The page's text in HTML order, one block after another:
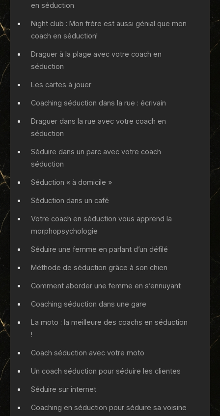
en séduction
Night club : Mon frère est aussi génial que mon
coach en séduction!
Draguer à la plage avec votre coach en
séduction
Les cartes à jouer
Coaching séduction dans la rue : écrivain
Draguer dans la rue avec votre coach en
séduction
Séduire dans un parc avec votre coach
séduction
Séduction « à domicile »
Séduction dans un café
Votre coach en séduction vous apprend la
morphopsychologie
Séduire une femme en parlant d’un défilé
Méthode de séduction grâce à son chien
Comment aborder une femme en s’ennuyant
Coaching séduction dans une gare
La moto : la meilleure des coachs en séduction
!
Coach séduction avec votre moto
Un coach séduction pour séduire les clientes
Séduire sur internet
Coaching en séduction pour séduire sa voisine